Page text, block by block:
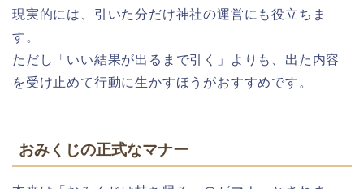
現実的には、引いた分だけ神社の運営にも役立ちま
す。
ただし「いい結果が出るまで引く」よりも、出た内容
を受け止めて行動に生かすほうがおすすめです。
おみくじの正式なマナー